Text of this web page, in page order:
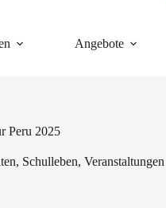
Angebote
Peru 2025
, Schulleben, Veranstaltungen